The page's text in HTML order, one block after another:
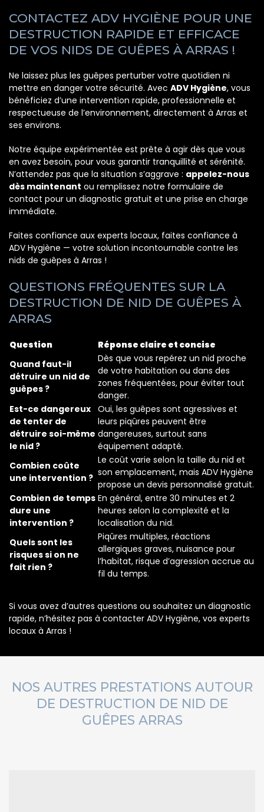
CONTACTEZ ADV HYGIÈNE POUR UNE
DESTRUCTION RAPIDE ET EFFICACE
DE VOS NIDS DE GUÊPES À ARRAS !
Ne laissez plus les guêpes perturber votre quotidien ni
mettre en danger votre sécurité. Avec ADV Hygiène, vous
bénéficiez d’une intervention rapide, professionnelle et
respectueuse de l’environnement, directement à Arras et
ses environs.
Notre équipe expérimentée est prête à agir dès que vous
en avez besoin, pour vous garantir tranquillité et sérénité.
N’attendez pas que la situation s’aggrave : appelez-nous
dès maintenant ou remplissez notre formulaire de
contact pour un diagnostic gratuit et une prise en charge
immédiate.
Faites confiance aux experts locaux, faites confiance à
ADV Hygiène — votre solution incontournable contre les
nids de guêpes à Arras !
QUESTIONS FRÉQUENTES SUR LA
DESTRUCTION DE NID DE GUÊPES À
ARRAS
Question
Réponse claire et concise
Quand faut-il
détruire un nid de
guêpes ?
Dès que vous repérez un nid proche
de votre habitation ou dans des
zones fréquentées, pour éviter tout
danger.
Est-ce dangereux
de tenter de
détruire soi-même
le nid ?
Oui, les guêpes sont agressives et
leurs piqûres peuvent être
dangereuses, surtout sans
équipement adapté.
Combien coûte
une intervention ?
Le coût varie selon la taille du nid et
son emplacement, mais ADV Hygiène
propose un devis personnalisé gratuit.
Combien de temps
dure une
intervention ?
En général, entre 30 minutes et 2
heures selon la complexité et la
localisation du nid.
Quels sont les
risques si on ne
fait rien ?
Piqûres multiples, réactions
allergiques graves, nuisance pour
l’habitat, risque d’agression accrue au
fil du temps.
Si vous avez d’autres questions ou souhaitez un diagnostic
rapide, n’hésitez pas à contacter ADV Hygiène, vos experts
locaux à Arras !
NOS AUTRES PRESTATIONS AUTOUR
DE DESTRUCTION DE NID DE
GUÊPES ARRAS